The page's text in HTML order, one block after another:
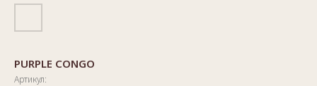
PURPLE CONGO
Артикул: